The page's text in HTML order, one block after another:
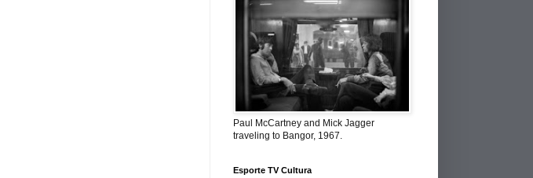
Paul McCartney and Mick Jagger
traveling to Bangor, 1967.
Esporte TV Cultura